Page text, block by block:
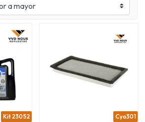
Kit 23052 Cya301